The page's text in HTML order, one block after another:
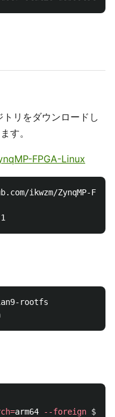
リをダウンロードし
す。
FPGA-Linux
=arm64 --foreign